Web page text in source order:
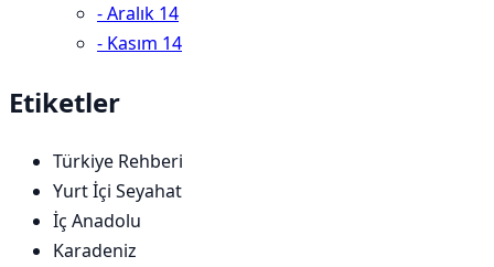
-Aralık 14
- Kasım 14
Etiketler
Türkiye Rehberi
Yurt İçi Seyahat
İç Anadolu
Karadeniz